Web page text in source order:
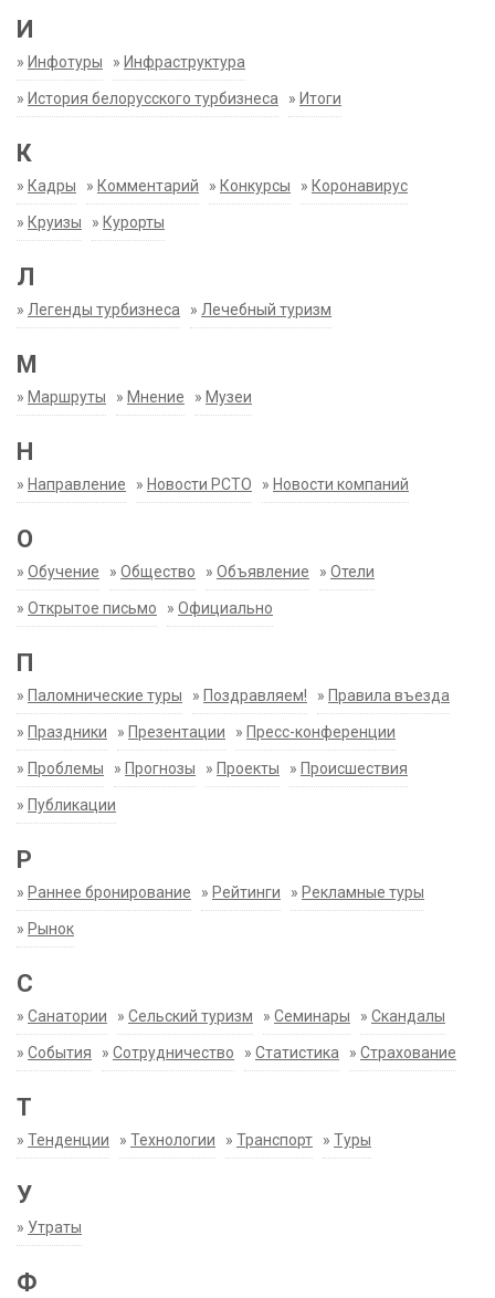
И
» Инфотуры » Инфраструктура
» История белорусского турбизнеса » Итоги
К
» Кадры » Комментарий » Конкурсы » Коронавирус
» Круизы » Курорты
Л
» Легенды турбизнеса » Лечебный туризм
М
» Маршруты » Мнение » Музеи
Н
» Направление » Новости РСТО » Новости компаний
О
» Обучение » Общество » Объявление » Отели
» Открытое письмо » Официально
П
» Паломнические туры » Поздравляем! » Правила въезда
» Праздники » Презентации » Пресс-конференции
» Проблемы » Прогнозы » Проекты » Происшествия
» Публикации
Р
» Раннее бронирование » Рейтинги » Рекламные туры
» Рынок
С
» Санатории » Сельский туризм » Семинары » Скандалы
» События » Сотрудничество » Статистика » Страхование
Т
» Тенденции » Технологии » Транспорт » Туры
У
» Утраты
Ф